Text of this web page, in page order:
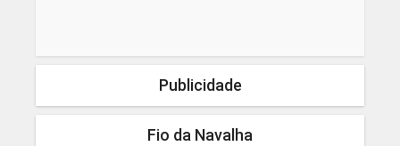
Publicidade
Fio da Navalha